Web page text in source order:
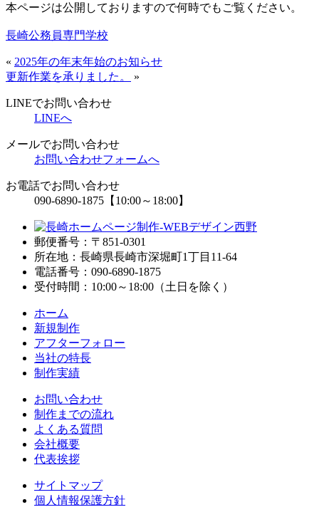
本ページは公開しておりますので何時でもご覧ください。
長崎公務員専門学校
« 2025年の年末年始のお知らせ
更新作業を承りました。
»
LINEでお問い合わせ
LINEへ
メールでお問い合わせ
お問い合わせフォームへ
お電話でお問い合わせ
090-6890-1875 【10:00～18:00】
郵便番号：〒851-0301
所在地：長崎県長崎市深堀町1丁目11-64
電話番号：090-6890-1875
受付時間：10:00～18:00（土日を除く）
ホーム
新規制作
アフターフォロー
当社の特長
制作実績
お問い合わせ
制作までの流れ
よくある質問
会社概要
代表挨拶
サイトマップ
個人情報保護方針